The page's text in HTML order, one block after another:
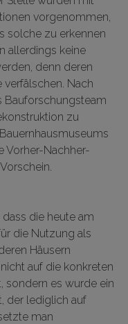
vorgenommen,
solche zu erkennen
allerdings keine
denn deren
Nach
Bauforschungsteam
zu
Vorher-Nachher-
die heute am
die Nutzung als
Häusern
auf die konkreten
sondern es wurde ein
der lediglich auf
man